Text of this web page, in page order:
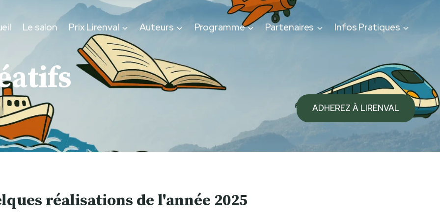
Le salon Prix Lirenval Auteurs Programme Partenaires Infos Pratiques
ADHEREZ À LIRENVAL
réalisations de l'année 2025